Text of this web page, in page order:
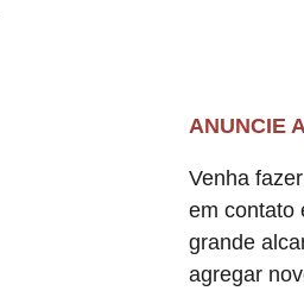
ANUNCIE
Venha
em contato
grande
agregar